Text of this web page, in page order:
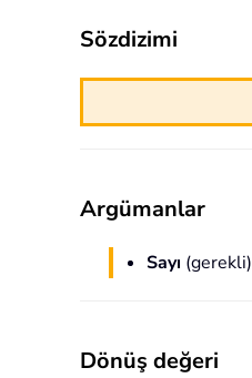
Sözdizimi
Argümanlar
Sayı
Dönüş değeri